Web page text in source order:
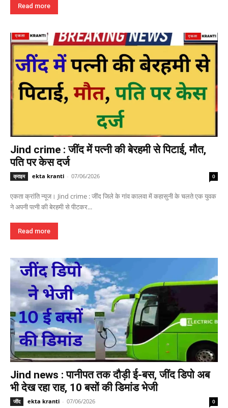
Read more
Jind crime : जींद में पत्नी की बेरहमी से पिटाई, मौत,
पति पर केस दर्ज
क्राइम ekta kranti - 07/06/2026 0
एकता क्रांति न्यूज। Jind crime : जींद जिले के गांव कालवा में कहासुनी के चलते एक युवक
ने अपनी पत्नी की बेरहमी से पीटकर...
Read more
Jind news : पानीपत तक दौड़ी ई-बस, जींद डिपो अब
भी देख रहा राह, 10 बसों की डिमांड भेजी
जींद ekta kranti - 07/06/2026 0